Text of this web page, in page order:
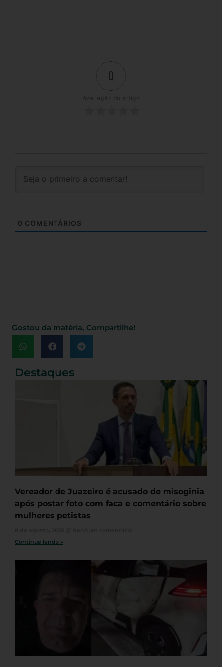
0
Avaliação do artigo
0 COMENTÁRIOS
Gostou da matéria, Compartilhe!
Destaques
Vereador de Juazeiro é acusado de misoginia
após postar foto com faca e comentário sobre
mulheres petistas
Continue lendo »